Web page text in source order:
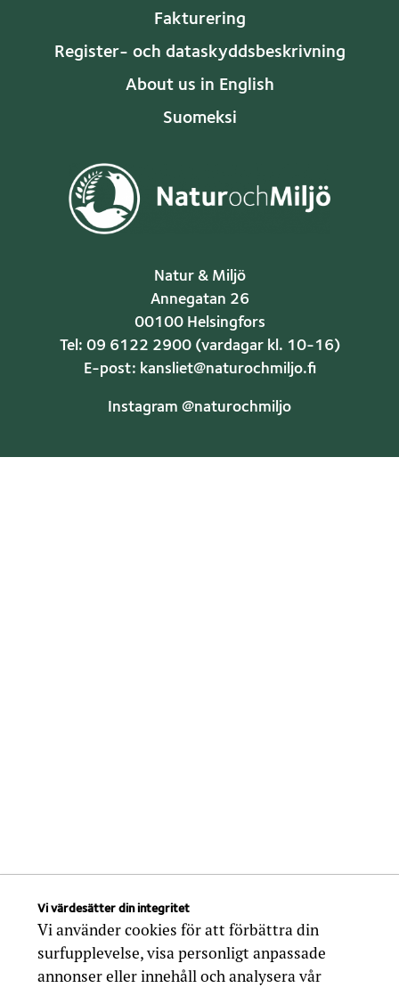
Vi värdesätter din integritet
Vi använder cookies för att förbättra din
surfupplevelse, visa personligt anpassade
annonser eller innehåll och analysera vår
Fakturering
Register- och dataskyddsbeskrivning
About us in English
Suomeksi
Natur & Miljö
Annegatan 26
00100 Helsingfors
Tel: 09 6122 2900 (vardagar kl. 10-16)
E-post: kansliet@naturochmiljo.fi
Instagram @naturochmiljo